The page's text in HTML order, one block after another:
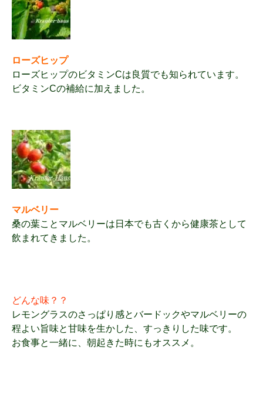
ローズヒップ
ローズヒップのビタミンCは良質でも知られています。
ビタミンCの補給に加えました。
マルベリー
桑の葉ことマルベリーは日本でも古くから健康茶として
飲まれてきました。
どんな味？？
レモングラスのさっぱり感とバードックやマルベリーの
程よい旨味と甘味を生かした、すっきりした味です。
お食事と一緒に、朝起きた時にもオススメ。